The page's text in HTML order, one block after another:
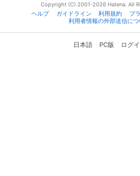
Copyright (C) 2001-2026 Hatena. All
ヘルプ
ガイドライン 利用規約
プ
利用者情報の外部送信につ
日本語 PC版 ログ